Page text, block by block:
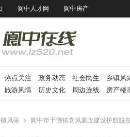
阆中人才网 阆中房产
热点关注 政务动态 社会民生
乡镇风
旅游风情 历史文化 周边连线 房产楼
镇风采 阆中市千佛镇党风廉政建设护航脱